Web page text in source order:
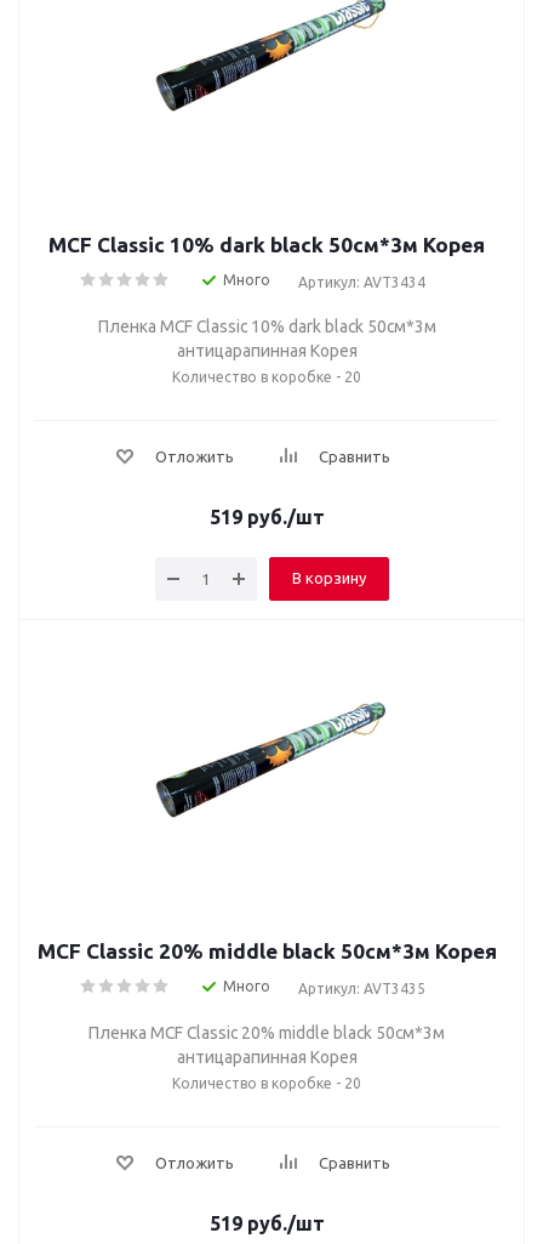
MCF Classic 10% dark black 50cм*3м Корея
Много Артикул: AVT3434
Пленка MCF Classic 10% dark black 50cм*3м
антицарапинная Корея
Количество в коробке - 20
Отложить Сравнить
519 руб./шт
В корзину
MCF Classic 20% middle black 50cм*3м Корея
Много Артикул: AVT3435
Пленка MCF Classic 20% middle black 50cм*3м
антицарапинная Корея
Количество в коробке - 20
Отложить Сравнить
519 руб./шт